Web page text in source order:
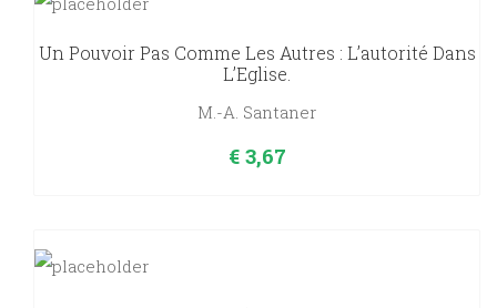
Un Pouvoir Pas Comme Les Autres : L’autorité Dans
L’Eglise.
M.-A. Santaner
€3,67